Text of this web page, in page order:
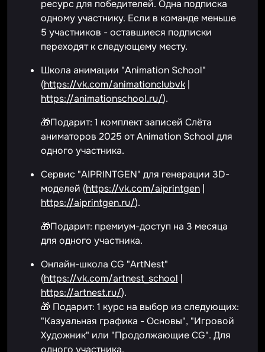
ресурс для победителей. Одна подписка
одному участнику. Если в команде меньше
5 участников - оставшиеся подписки
переходят к следующему месту.
Школа анимации "Animation School"
(https://vk.com/animationclubvk |
https://animationschool.ru/).
🎁Подарит: 1 комплект записей Слëта
аниматоров 2025 от Animation School для
одного участника.
Cервис "AIPRINTGEN" для генерации 3D-
моделей (https://vk.com/aiprintgen |
https://aiprintgen.ru/).
🎁Подарит: премиум-доступ на 3 месяца
для одного участника.
Онлайн-школа CG "ArtNest"
(https://vk.com/artnest_school |
https://artnest.ru/).
🎁 Подарит: 1 курс на выбор из следующих:
"Казуальная графика - Основы", "Игровой
Художник" или "Продолжающие CG". Для
одного участника.